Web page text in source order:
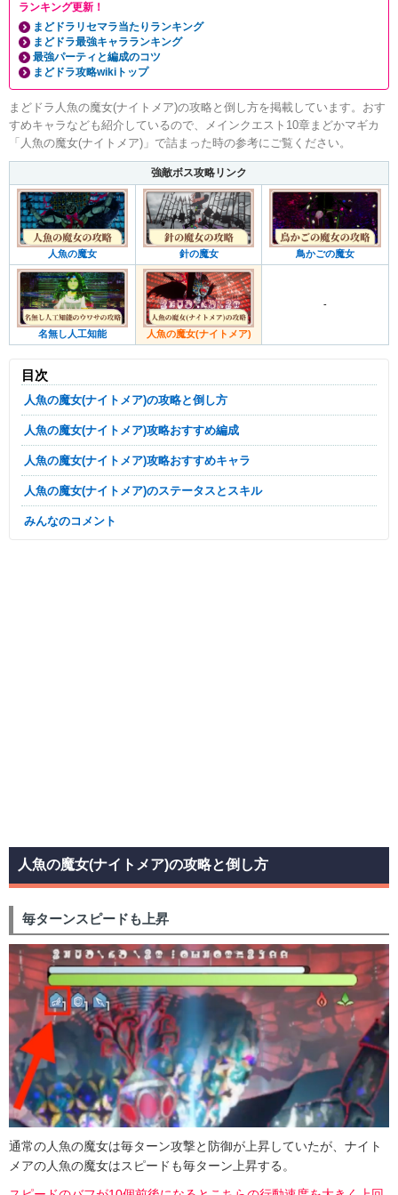
ランキング更新！
まどドラリセマラ当たりランキング
まどドラ最強キャラランキング
最強パーティと編成のコツ
まどドラ攻略wikiトップ
まどドラ人魚の魔女(ナイトメア)の攻略と倒し方を掲載しています。おす
すめキャラなども紹介しているので、メインクエスト10章まどかマギカ
「人魚の魔女(ナイトメア)」で詰まった時の参考にご覧ください。
強敵ボス攻略リンク
人魚の魔女 針の魔女 鳥かごの魔女
名無し人工知能 人魚の魔女(ナイトメア)
-
目次
人魚の魔女(ナイトメア)の攻略と倒し方
人魚の魔女(ナイトメア)攻略おすすめ編成
人魚の魔女(ナイトメア)攻略おすすめキャラ
人魚の魔女(ナイトメア)のステータスとスキル
みんなのコメント
人魚の魔女(ナイトメア)の攻略と倒し方
毎ターンスピードも上昇
通常の人魚の魔女は毎ターン攻撃と防御が上昇していたが、ナイト
メアの人魚の魔女はスピードも毎ターン上昇する。